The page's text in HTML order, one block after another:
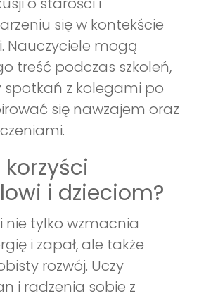
się w kontekście
Nauczyciele mogą
treść podczas szkoleń,
z kolegami po
się nawzajem oraz
i dzieciom?
nie tylko wzmacnia
i zapał, ale także
rozwój. Uczy
i radzenia sobie z